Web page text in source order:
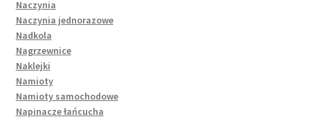
Naczynia
Naczynia jednorazowe
Nadkola
Nagrzewnice
Naklejki
Namioty
Namioty samochodowe
Napinacze łańcucha